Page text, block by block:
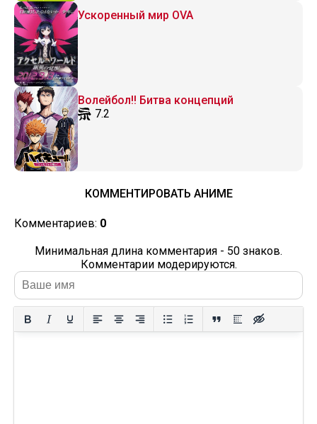
Ускоренный мир OVA
Волейбол!! Битва концепций
7.2
КОММЕНТИРОВАТЬ АНИМЕ
Комментариев: 0
Минимальная длина комментария - 50 знаков.
Комментарии модерируются.